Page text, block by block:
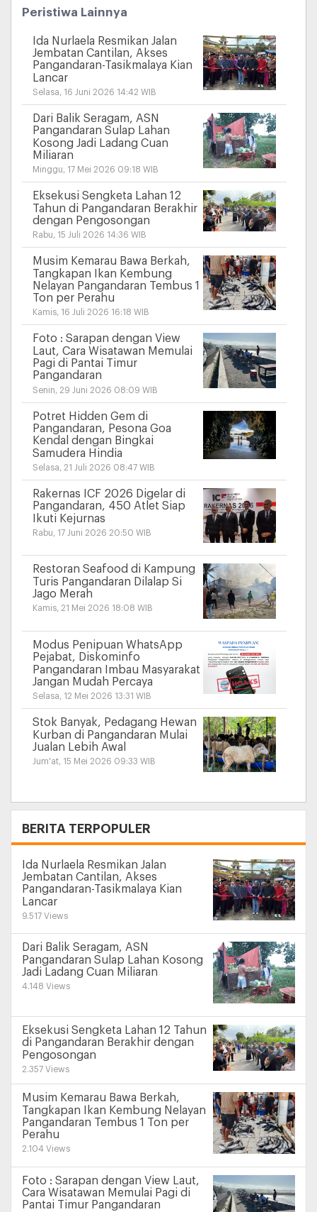
Peristiwa Lainnya
Ida Nurlaela Resmikan Jalan
Jembatan Cantilan, Akses
Pangandaran-Tasikmalaya Kian
Lancar
Selasa, 16 Juni 2026 14:42 WIB
Dari Balik Seragam, ASN
Pangandaran Sulap Lahan
Kosong Jadi Ladang Cuan
Miliaran
Minggu, 17 Mei 2026 09:18 WIB
Eksekusi Sengketa Lahan 12
Tahun di Pangandaran Berakhir
dengan Pengosongan
Rabu, 15 Juli 2026 14:36 WIB
Musim Kemarau Bawa Berkah,
Tangkapan Ikan Kembung
Nelayan Pangandaran Tembus 1
Ton per Perahu
Kamis, 16 Juli 2026 16:18 WIB
Foto : Sarapan dengan View
Laut, Cara Wisatawan Memulai
Pagi di Pantai Timur
Pangandaran
Senin, 29 Juni 2026 08:09 WIB
Potret Hidden Gem di
Pangandaran, Pesona Goa
Kendal dengan Bingkai
Samudera Hindia
Selasa, 21 Juli 2026 08:47 WIB
Rakernas ICF 2026 Digelar di
Pangandaran, 450 Atlet Siap
Ikuti Kejurnas
Rabu, 17 Juni 2026 20:50 WIB
Restoran Seafood di Kampung
Turis Pangandaran Dilalap Si
Jago Merah
Kamis, 21 Mei 2026 18:08 WIB
Modus Penipuan WhatsApp
Pejabat, Diskominfo
Pangandaran Imbau Masyarakat
Jangan Mudah Percaya
Selasa, 12 Mei 2026 13:31 WIB
Stok Banyak, Pedagang Hewan
Kurban di Pangandaran Mulai
Jualan Lebih Awal
Jum'at, 15 Mei 2026 09:33 WIB
BERITA TERPOPULER
Ida Nurlaela Resmikan Jalan
Jembatan Cantilan, Akses
Pangandaran-Tasikmalaya Kian
Lancar
9.517 Views
Dari Balik Seragam, ASN
Pangandaran Sulap Lahan Kosong
Jadi Ladang Cuan Miliaran
4.148 Views
Eksekusi Sengketa Lahan 12 Tahun
di Pangandaran Berakhir dengan
Pengosongan
2.357 Views
Musim Kemarau Bawa Berkah,
Tangkapan Ikan Kembung Nelayan
Pangandaran Tembus 1 Ton per
Perahu
2.104 Views
Foto : Sarapan dengan View Laut,
Cara Wisatawan Memulai Pagi di
Pantai Timur Pangandaran